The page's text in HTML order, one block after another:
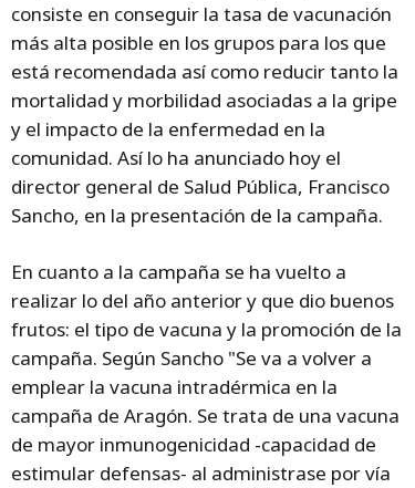
consiste en conseguir la tasa de vacunación
más alta posible en los grupos para los que
está recomendada así como reducir tanto la
mortalidad y morbilidad asociadas a la gripe
y el impacto de la enfermedad en la
comunidad. Así lo ha anunciado hoy el
director general de Salud Pública, Francisco
Sancho, en la presentación de la campaña.
En cuanto a la campaña se ha vuelto a
realizar lo del año anterior y que dio buenos
frutos: el tipo de vacuna y la promoción de la
campaña. Según Sancho "Se va a volver a
emplear la vacuna intradérmica en la
campaña de Aragón. Se trata de una vacuna
de mayor inmunogenicidad -capacidad de
estimular defensas- al administrase por vía